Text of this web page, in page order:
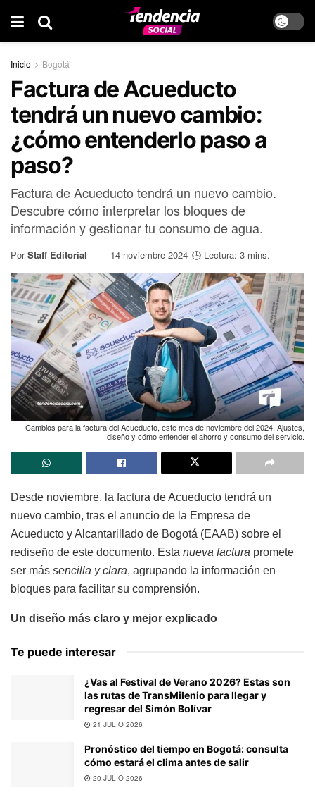
Inicio Bogotá
Factura de Acueducto
tendrá un nuevo cambio:
¿cómo entenderlo paso a
paso?
Factura de Acueducto tendrá un nuevo cambio.
Descubre cómo interpretar los bloques de
información y gestionar tu consumo de agua.
Por Staff Editorial 14 noviembre 2024 🕒 Lectura: 3 mins.
Cambios para la factura del Acueducto, este mes de noviembre del 2024. Ajustes,
diseño y cómo entender el ahorro y consumo del servicio.
Desde noviembre, la factura de Acueducto tendrá un
nuevo cambio, tras el anuncio de la Empresa de
Acueducto y Alcantarillado de Bogotá (EAAB) sobre el
rediseño de este documento. Esta nueva factura promete
ser más sencilla y clara, agrupando la información en
bloques para facilitar su comprensión.
Un diseño más claro y mejor explicado
Te puede interesar
¿Vas al Festival de Verano 2026? Estas son
las rutas de TransMilenio para llegar y
regresar del Simón Bolívar
21 JULIO 2026
Pronóstico del tiempo en Bogotá: consulta
cómo estará el clima antes de salir
20 JULIO 2026